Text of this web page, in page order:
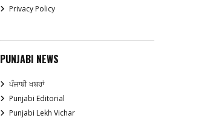
Privacy Policy
PUNJABI NEWS
ਪੰਜਾਬੀ ਖਬਰਾਂ
Punjabi Editorial
Punjabi Lekh Vichar